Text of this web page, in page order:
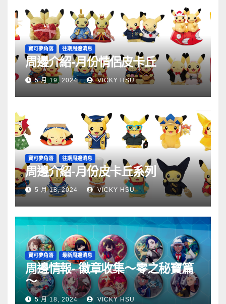
寶可夢角落 往期周邊消息
周邊介紹-月份情侶皮卡丘
5 月 19, 2024 VICKY HSU
寶可夢角落 往期周邊消息
周邊介紹-月份皮卡丘系列
5 月 18, 2024 VICKY HSU
寶可夢角落 最新周邊消息
周邊情報- 徽章收集～零之秘寶篇
～
5 月 18, 2024 VICKY HSU